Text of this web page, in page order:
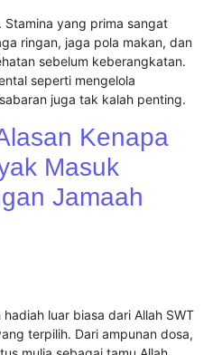
Stamina yang prima sangat
ringan, jaga pola makan, dan
sebelum keberangkatan.
seperti mengelola
juga tak kalah penting.
Kenapa
Masuk
Jamaah
hadiah luar biasa dari Allah SWT
terpilih. Dari ampunan dosa,